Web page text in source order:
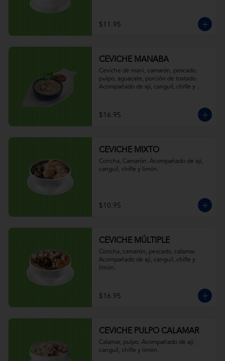
$11.95
CEVICHE MANABA
Ceviche de maní, camarón, pescado,
pulpo, aguacate, porción de tostado.
Acompañado de ají, canguil, chifle y
$16.95
CEVICHE MIXTO
Concha, Camarón. Acompañado de ají,
canguil, chifle y limón.
$10.95
CEVICHE MÚLTIPLE
Concha, camarón, pescado, calamar.
Acompañado de ají, canguil, chifle y
limón.
$16.95
CEVICHE PULPO CALAMAR
Calamar, pulpo. Acompañado de ají,
canguil, chifle y limón.